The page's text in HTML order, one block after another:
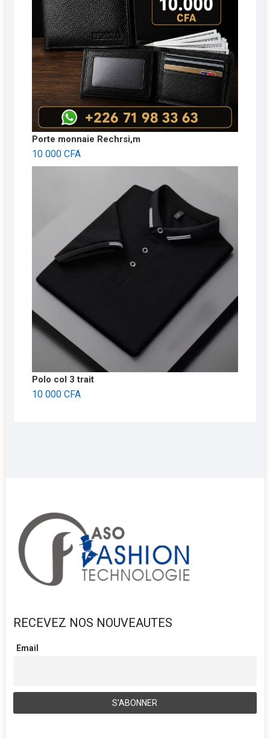
Porte monnaie Rechrsi,m
10 000 CFA
Polo col 3 trait
10 000 CFA
RECEVEZ NOS NOUVEAUTES
Email